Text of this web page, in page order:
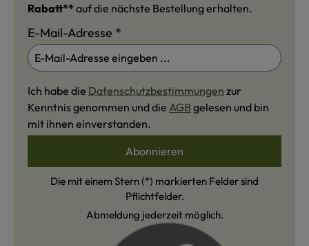
Rabatt** auf die nächste Bestellung erhalten.
E-Mail-Adresse *
Ich habe die Datenschutzbestimmungen zur
Kenntnis genommen und die AGB gelesen und bin
mit ihnen einverstanden.
Abonnieren
Die mit einem Stern (*) markierten Felder sind
Pflichtfelder.
Abmeldung jederzeit möglich.